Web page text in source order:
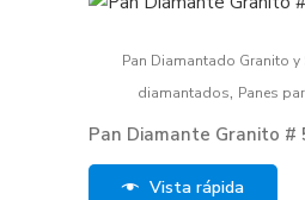
Pan Diamantado Granito y
diamantados, Panes
Pan Diamante Granito #
Vista rápida